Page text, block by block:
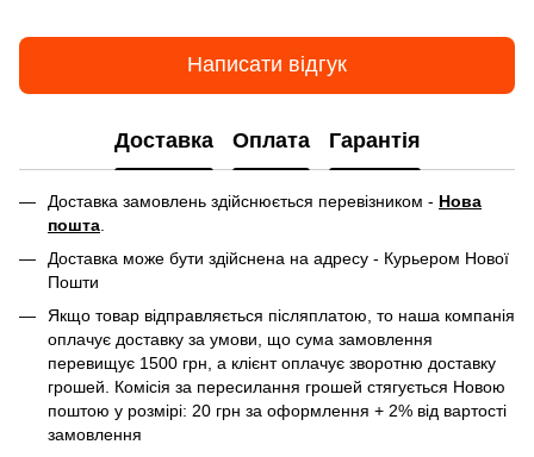
Написати відгук
Доставка Оплата Гарантія
Доставка замовлень здійснюється перевізником - Нова
пошта
Доставка може бути здійснена на адресу - Курьером Нової
Пошти
Якщо товар відправляється післяплатою, то наша компанія
оплачує доставку за умови, що сума замовлення
перевищує 1500 грн, а клієнт оплачує зворотню доставку
грошей. Комісія за пересилання грошей стягується Новою
поштою у розмірі: 20 грн за оформлення + 2% від вартості
замовлення